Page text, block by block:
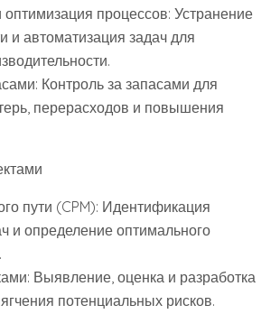
процессов: Устранение
и автоматизация задач для
Контроль за запасами для
перерасходов и повышения
пути (CPM): Идентификация
и определение оптимального
Выявление, оценка и разработка
потенциальных рисков.